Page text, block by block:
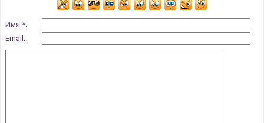
Имя *:
Email: